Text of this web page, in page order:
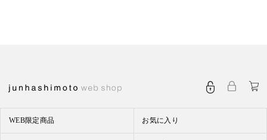
WEB限定商品 お気に入り